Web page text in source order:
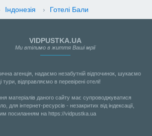
Індонезія › Готелі Бали
VIDPUSTKA.UA
Ми втілимо в життя Ваші мрії
агенція, надаємо незабутній відпочинок, шукаємо
тури, відправляємо в перевірені отелі!
матеріалів даного сайту має супроводжуватися
для інтернет-ресурсів - незакритих від індексації,
посиланням на https://vidpustka.ua